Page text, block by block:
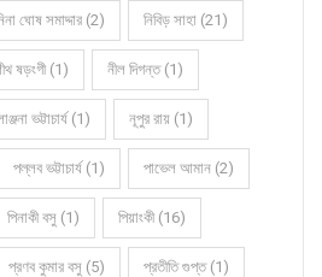
ঘোষ সমাদ্দার (2) নিবিড় সাহা (21)
ষড়ংগী (1) নীল দিগন্ত (1)
ভট্টাচার্য (1) নূপুর রায় (1)
পল্লব ভট্টাচার্য (1) পাভেল আমান (2)
পিনাকী বসু (1) পিয়াংকী (16)
প্রণব কুমার বসু (5) প্রতীতি গুপ্ত (1)